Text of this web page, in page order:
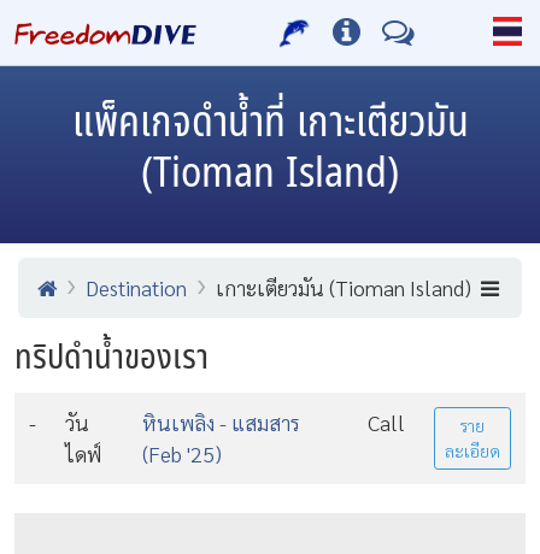
แพ็คเกจดำน้ำที่ เกาะเตียวมัน
(Tioman Island)
Destination เกาะเตียวมัน (Tioman Island)
ทริปดำน้ำของเรา
-
วัน
ไดฟ์
หินเพลิง - แสมสาร
(Feb '25)
Call
ราย
ละเอียด